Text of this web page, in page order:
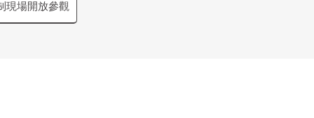
現場開放參觀